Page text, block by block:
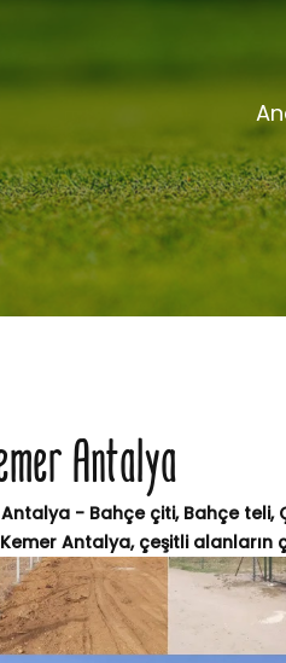
Antalya
- Bahçe çiti, Bahçe
Antalya, çeşitli alanların